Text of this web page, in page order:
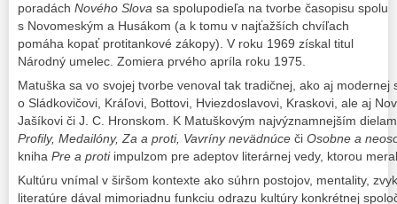
poradách Nového Slova sa spolupodieľa na tvorbe časopisu spolu
s Novomeským a Husákom (a k tomu v najťažších chvíľach
pomáha kopať protitankové zákopy). V roku 1969 získal titul
Národný umelec. Zomiera prvého apríla roku 1975.
Matuška sa vo svojej tvorbe venoval tak tradičnej, ako aj modernej
o Sládkovičovi, Kráľovi, Bottovi, Hviezdoslavovi, Kraskovi, ale aj
Jašíkovi či J. C. Hronskom. K Matuškovým najvýznamnejším
Profily, Medailóny, Za a proti, Vavríny nevädnúce či Osobne a
kniha Pre a protiimpulzom pre adeptov literárnej vedy, ktorou
Kultúru vnímal v širšom kontexte ako súhrn postojov, mentality,
literatúre dával mimoriadnu funkciu odrazu kultúry konkrétnej